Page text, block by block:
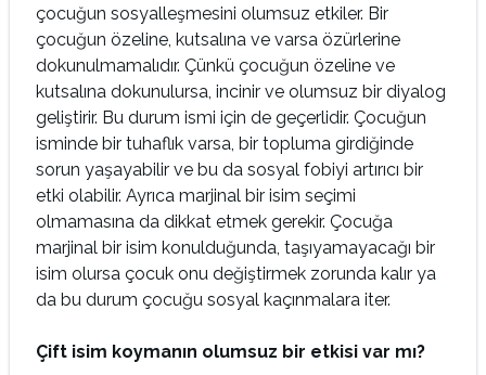
çocuğun sosyalleşmesini olumsuz etkiler. Bir
çocuğun özeline, kutsalına ve varsa özürlerine
dokunulmamalıdır. Çünkü çocuğun özeline ve
kutsalına dokunulursa, incinir ve olumsuz bir diyalog
geliştirir. Bu durum ismi için de geçerlidir. Çocuğun
isminde bir tuhaflık varsa, bir topluma girdiğinde
sorun yaşayabilir ve bu da sosyal fobiyi artırıcı bir
etki olabilir. Ayrıca marjinal bir isim seçimi
olmamasına da dikkat etmek gerekir. Çocuğa
marjinal bir isim konulduğunda, taşıyamayacağı bir
isim olursa çocuk onu değiştirmek zorunda kalır ya
da bu durum çocuğu sosyal kaçınmalara iter.
Çift isim koymanın olumsuz bir etkisi var mı?